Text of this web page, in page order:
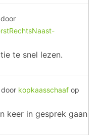
door
te snel lezen.
door kopkaasschaaf op
keer in gesprek gaan